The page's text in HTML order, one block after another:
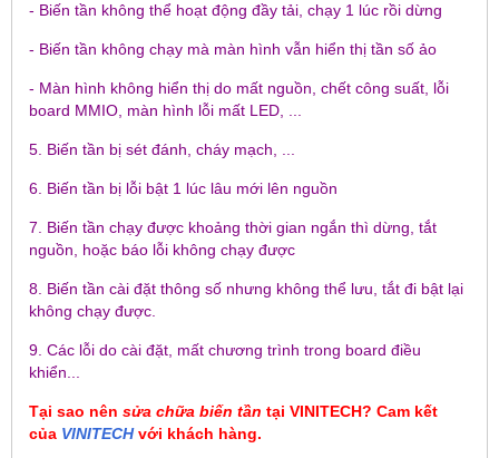
- Biến tần không thể hoạt động đầy tải, chạy 1 lúc rồi dừng
- Biến tần không chạy mà màn hình vẫn hiển thị tần số ảo
- Màn hình không hiển thị do mất nguồn, chết công suất, lỗi
board MMIO, màn hình lỗi mất LED, ...
5. Biến tần bị sét đánh, cháy mạch, ...
6. Biến tần bị lỗi bật 1 lúc lâu mới lên nguồn
7. Biến tần chạy được khoảng thời gian ngắn thì dừng, tắt
nguồn, hoặc báo lỗi không chạy được
8. Biến tần cài đặt thông số nhưng không thể lưu, tắt đi bật lại
không chạy được.
9. Các lỗi do cài đặt, mất chương trình trong board điều
khiển...
Tại sao nên sửa chữa biến tần tại VINITECH? Cam kết
của VINITECHvới khách hàng.